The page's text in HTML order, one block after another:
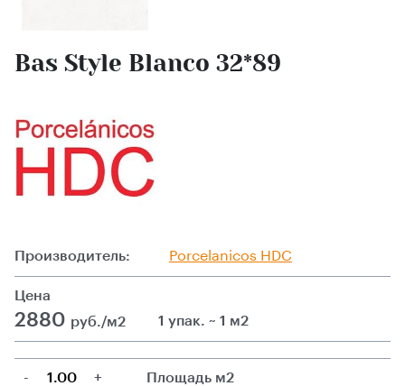
Bas Style Blanco 32*89
Производитель: Porcelanicos HDC
Цена
2880 руб./м2 1 упак. ~ 1 м2
- +
Площадь м2